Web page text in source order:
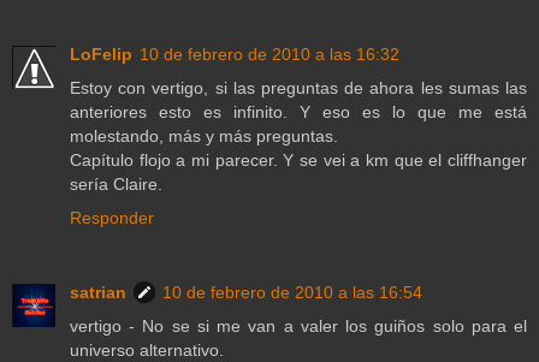
LoFelip 10 de febrero de 2010 a las 16:32
Estoy con vertigo, si las preguntas de ahora les sumas las
anteriores esto es infinito. Y eso es lo que me está
molestando, más y más preguntas.
Capítulo flojo a mi parecer. Y se vei a km que el cliffhanger
sería Claire.
Responder
satrian
10 de febrero de 2010 a las 16:54
vertigo - No se si me van a valer los guiños solo para el
universo alternativo.